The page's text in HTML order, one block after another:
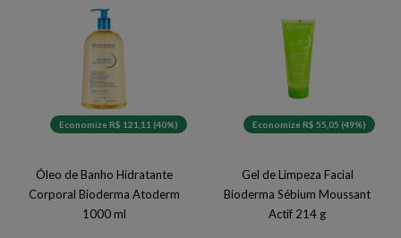
Economize R$ 121,11 (40%)
Óleo de Banho Hidratante
Corporal Bioderma Atoderm
1000 ml
Economize R$ 55,05 (49%)
Gel de Limpeza Facial
Bioderma Sébium Moussant
Actif 214 g